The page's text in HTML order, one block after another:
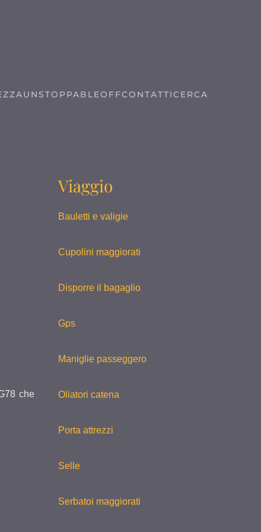
UNSTOPPABLEOFFCONTATTICERCA
che
Viaggio
Bauletti e valigie
Cupolini maggiorati
Disporre il bagaglio
Gps
Maniglie passeggero
Oliatori catena
Porta attrezzi
Selle
Serbatoi maggiorati